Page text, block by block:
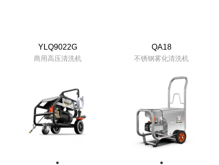
YLQ9022G
商用高压清洗机
QA18
不锈钢雾化清洗机